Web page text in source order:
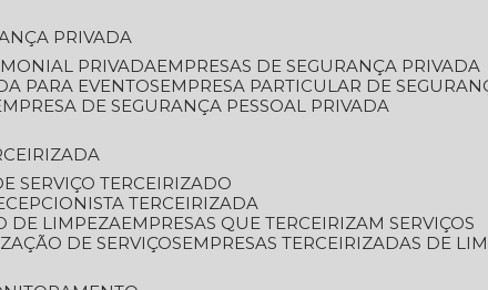
PRIVADA
PRIVADA
EMPRESAS DE SEGURANÇA PRIVADA
PARA EVENTOS
EMPRESA PARTICULAR DE
EMPRESA DE SEGURANÇA PESSOAL PRIVADA
SERVIÇO TERCEIRIZADO
TERCEIRIZADA
DE LIMPEZA
EMPRESAS QUE TERCEIRIZAM SERVIÇOS
DE SERVIÇOS
EMPRESAS TERCEIRIZADAS DE